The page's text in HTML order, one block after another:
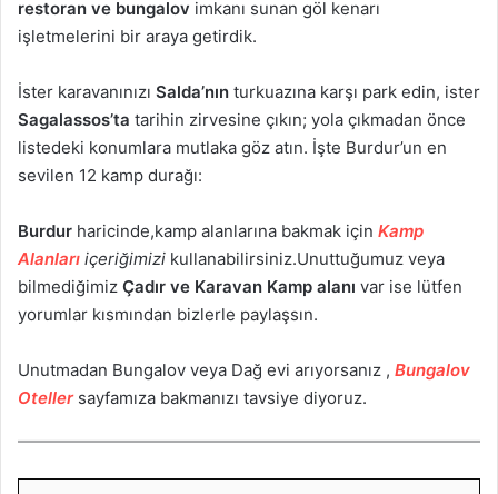
restoran ve bungalov imkanı sunan göl kenarı
işletmelerini bir araya getirdik.
İster karavanınızı Salda’nın turkuazına karşı park edin, ister
Sagalassos’ta tarihin zirvesine çıkın; yola çıkmadan önce
listedeki konumlara mutlaka göz atın. İşte Burdur’un en
sevilen 12 kamp durağı:
Burdur haricinde,kamp alanlarına bakmak için Kamp
Alanları içeriğimizi kullanabilirsiniz.Unuttuğumuz veya
bilmediğimiz Çadır ve Karavan Kamp alanı var ise lütfen
yorumlar kısmından bizlerle paylaşsın.
Unutmadan Bungalov veya Dağ evi arıyorsanız , Bungalov
Oteller sayfamıza bakmanızı tavsiye diyoruz.